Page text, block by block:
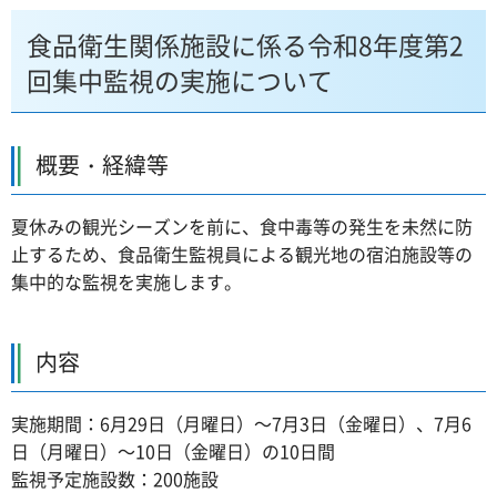
食品衛生関係施設に係る令和8年度第2
回集中監視の実施について
概要・経緯等
夏休みの観光シーズンを前に、食中毒等の発生を未然に防
止するため、食品衛生監視員による観光地の宿泊施設等の
集中的な監視を実施します。
内容
実施期間：6月29日（月曜日）～7月3日（金曜日）、7月6
日（月曜日）～10日（金曜日）の10日間
監視予定施設数：200施設